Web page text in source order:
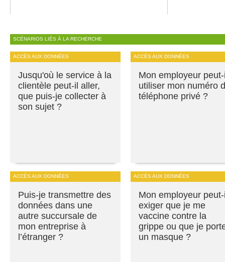
SCÉNARIOS LIÉS À LA RECHERCHE
ACCÈS AUX DONNÉES
Jusqu'où le service à la
clientèle peut-il aller,
que puis-je collecter à
son sujet ?
ACCÈS AUX DONNÉES
Mon employeur
utiliser mon numéro
téléphone privé ?
ACCÈS AUX DONNÉES
Puis-je transmettre des
données dans une
autre succursale de
mon entreprise à
l’étranger ?
ACCÈS AUX DONNÉES
Mon employeur
exiger que je me
vaccine contre la
grippe ou que je
un masque ?